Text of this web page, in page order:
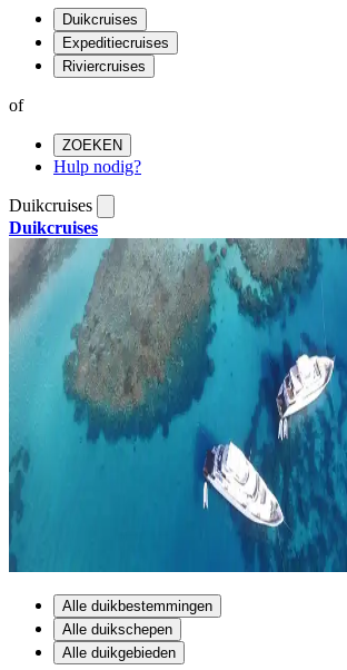
Duikcruises
Expeditiecruises
Riviercruises
of
ZOEKEN
Hulp nodig?
Duikcruises
Duikcruises
Alle duikbestemmingen
Alle duikschepen
Alle duikgebieden